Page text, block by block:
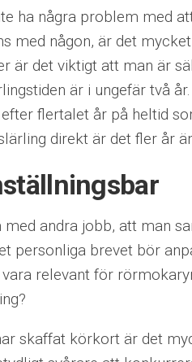
ha några problem med
med någon, är det
är det viktigt att man är
är i ungefär två
efter flertalet år på heltid
direkt är det fler år
med andra jobb, att man
personliga brevet bör
relevant för
skaffat körkort är det